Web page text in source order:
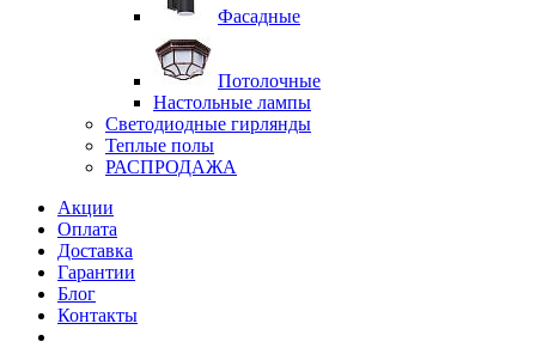
Фасадные
Потолочные
Настольные лампы
Светодиодные гирлянды
Теплые полы
РАСПРОДАЖА
Акции
Оплата
Доставка
Гарантии
Блог
Контакты